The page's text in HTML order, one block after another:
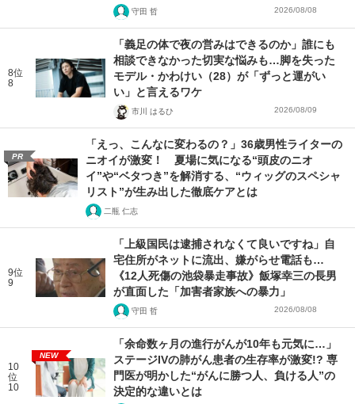
守田 哲 2026/08/08
8位
8
「義足の体で夜の営みはできるのか」誰にも
相談できなかった切実な悩みも…脚を失った
モデル・かわけい（28）が「ずっと運がい
い」と言えるワケ
市川 はるひ 2026/08/09
PR
「えっ、こんなに変わるの？」36歳男性ライターの
ニオイが激変！ 夏場に気になる“頭皮のニオ
イ”や“ベタつき”を解消する、“ウィッグのスペシャ
リスト”が生み出した徹底ケアとは
二瓶 仁志
9位
9
「上級国民は逮捕されなくて良いですね」自
宅住所がネットに流出、嫌がらせ電話も…
《12人死傷の池袋暴走事故》飯塚幸三の長男
が直面した「加害者家族への暴力」
守田 哲 2026/08/08
10
位
10
NEW
「余命数ヶ月の進行がんが10年も元気に…」
ステージIVの肺がん患者の生存率が激変!? 専
門医が明かした“がんに勝つ人、負ける人”の
決定的な違いとは